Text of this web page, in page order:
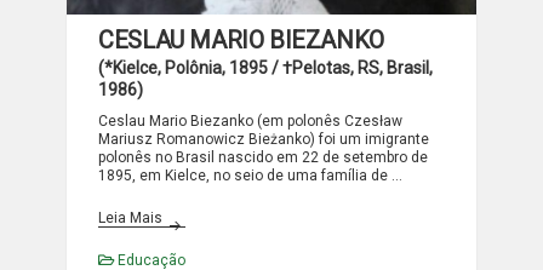
CESLAU MARIO BIEZANKO
(*Kielce, Polônia, 1895 / †Pelotas, RS, Brasil,
1986)
Ceslau Mario Biezanko (em polonês Czesław
Mariusz Romanowicz Bieżanko) foi um imigrante
polonês no Brasil nascido em 22 de setembro de
1895, em Kielce, no seio de uma família de …
Leia Mais
Educação